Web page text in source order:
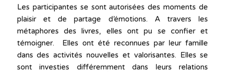
Les participantes se sont autorisées des moments de
plaisir et de partage d’émotions. A travers les
métaphores des livres, elles ont pu se confier et
témoigner. Elles ont été reconnues par leur famille
dans des activités nouvelles et valorisantes. Elles se
sont investies différemment dans leurs relations